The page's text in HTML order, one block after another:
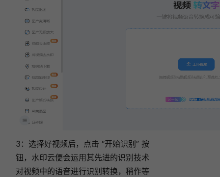
3：选择好视频后，点击 “开始识别” 按
钮，水印云便会运用其先进的识别技术
对视频中的语音进行识别转换， 稍作等